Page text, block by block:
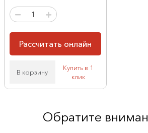
Рассчитать онлайн
В корзину
Купить в 1
клик
Обратите